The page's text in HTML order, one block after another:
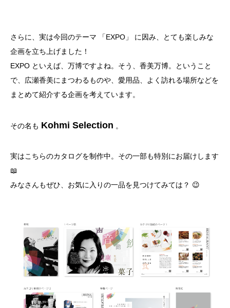
さらに、実は今回のテーマ 「EXPO」 に因み、とても楽しみな
企画を立ち上げました！
EXPO といえば、万博ですよね。そう、香美万博。ということ
で、広瀬香美にまつわるものや、愛用品、よく訪れる場所などを
まとめて紹介する企画を考えています。
その名も Kohmi Selection 。
実はこちらのカタログを制作中。その一部も特別にお届けします
📖
みなさんもぜひ、お気に入りの一品を見つけてみては？ 😉